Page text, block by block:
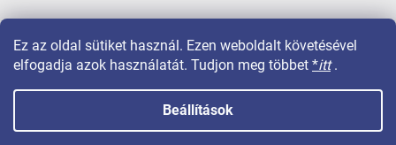
Ez az oldal sütiket használ. Ezen weboldalt követésével
elfogadja azok használatát. Tudjon meg többet *itt.
Beállítások
Copyright 2026 LAVONIO.hu. Minden jog fenntartva.